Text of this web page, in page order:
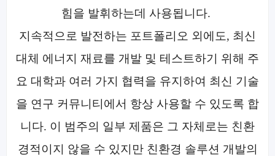
힘을 발휘하는데 사용됩니다.
지속적으로 발전하는 포트폴리오 외에도, 최신
대체 에너지 재료를 개발 및 테스트하기 위해 주
요 대학과 여러 가지 협력을 유지하여 최신 기술
을 연구 커뮤니티에서 항상 사용할 수 있도록 합
니다. 이 범주의 일부 제품은 그 자체로는 친환
경적이지 않을 수 있지만 친환경 솔루션 개발의